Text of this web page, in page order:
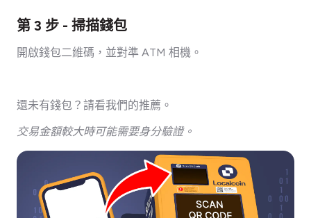
第 3 步 - 掃描錢包
開啟錢包二維碼，並對準 ATM 相機。
還未有錢包？請看我們的推薦。
交易金額較大時可能需要身分驗證。